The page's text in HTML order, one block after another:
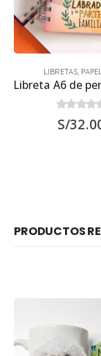
LIBRETAS,
0out of 5
S/
PRODUCTOS